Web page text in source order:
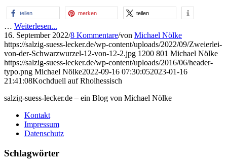
teilen merken teilen
… Weiterlesen...
16. September 2022/8 Kommentare/von Michael Nölke
https://salzig-suess-lecker.de/wp-content/uploads/2022/09/Zweierlei-
von-der-Schwarzwurzel-12-von-12-2.jpg 1200 801 Michael Nölke
https://salzig-suess-lecker.de/wp-content/uploads/2016/06/header-
typo.png Michael Nölke2022-09-16 07:30:052023-01-16
21:41:08Kochduell auf Rhoihessisch
salzig-suess-lecker.de – ein Blog von Michael Nölke
Kontakt
Impressum
Datenschutz
Schlagwörter